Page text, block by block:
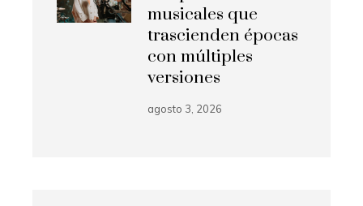
musicales que
trascienden épocas
con múltiples
versiones
agosto 3, 2026